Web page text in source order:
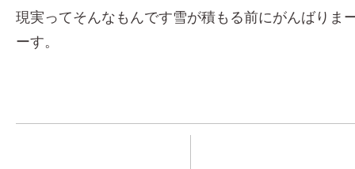
現実ってそんなもんです雪が積もる前にがんばりま
ーす。